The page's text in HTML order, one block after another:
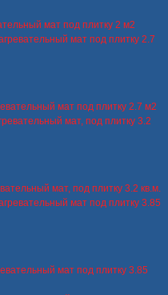
мат под плитку 2 м2
мат под плитку 2.7 м2
мат, под плитку 3.2 кв.м.
мат под плитку 3.85